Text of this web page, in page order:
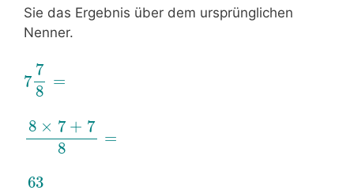
Sie das Ergebnis über dem ursprünglichen
Nenner.
7
7
8
=
8 × 7 + 7
8
=
63